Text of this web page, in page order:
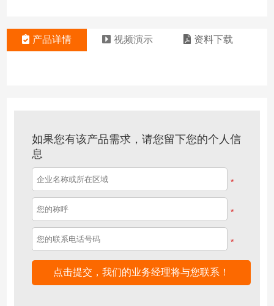
产品详情 视频演示 资料下载
如果您有该产品需求，请您留下您的个人信
息
*
*
*